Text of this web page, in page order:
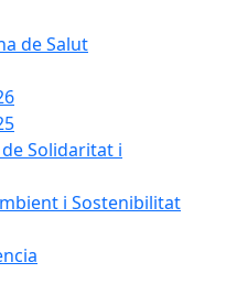
de Salut
Solidaritat i
i Sostenibilitat